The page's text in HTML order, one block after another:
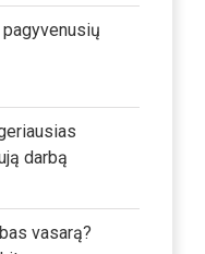
darbą
vasarą?